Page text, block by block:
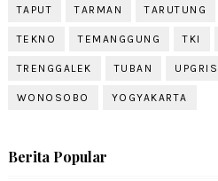
TAPUT TARMAN TARUTUNG
TEKNO TEMANGGUNG TKI
TRENGGALEK TUBAN UPGRIS
WONOSOBO YOGYAKARTA
Berita Popular